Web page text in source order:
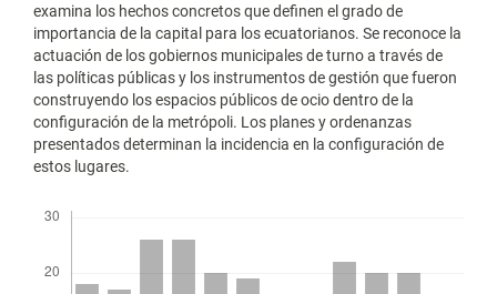
examina los hechos concretos que definen el grado de
importancia de la capital para los ecuatorianos. Se reconoce la
actuación de los gobiernos municipales de turno a través de
las políticas públicas y los instrumentos de gestión que fueron
construyendo los espacios públicos de ocio dentro de la
configuración de la metrópoli. Los planes y ordenanzas
presentados determinan la incidencia en la configuración de
estos lugares.